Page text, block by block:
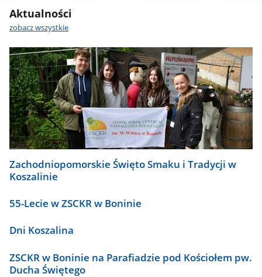
Aktualności
zobacz wszystkie
Zachodniopomorskie Święto Smaku i Tradycji w
Koszalinie
55-Lecie w ZSCKR w Boninie
Dni Koszalina
ZSCKR w Boninie na Parafiadzie pod Kościołem pw.
Ducha Świętego